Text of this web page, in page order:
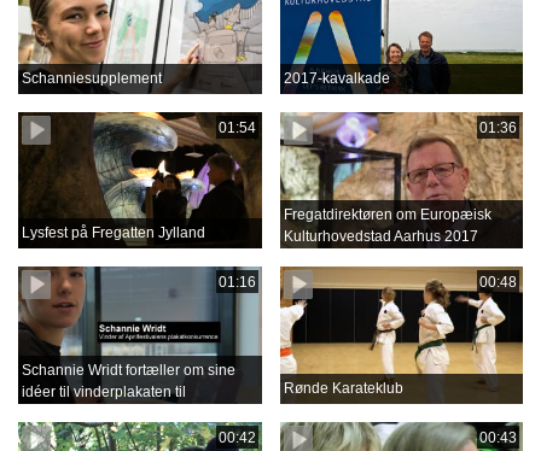
Schanniesupplement 2017-kavalkade
01:54
Lysfest på Fregatten Jylland
01:36
Fregatdirektøren om Europæisk
Kulturhovedstad Aarhus 2017
01:16
Schannie Wridt fortæller om sine
idéer til vinderplakaten til
00:48
Rønde Karateklub
00:42 00:43